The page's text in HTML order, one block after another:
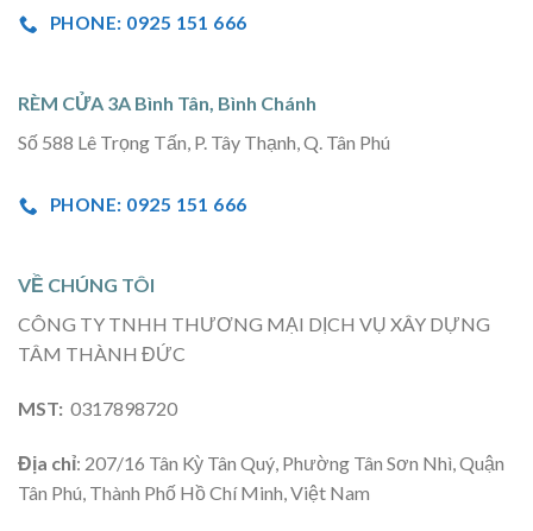
PHONE: 0925 151 666
RÈM CỬA 3A Bình Tân, Bình Chánh
Số 588 Lê Trọng Tấn, P. Tây Thạnh, Q. Tân Phú
PHONE: 0925 151 666
VỀ CHÚNG TÔI
CÔNG TY TNHH THƯƠNG MẠI DỊCH VỤ XÂY DỰNG
TÂM THÀNH ĐỨC
MST: 0317898720
Địa chỉ: 207/16 Tân Kỳ Tân Quý, Phường Tân Sơn Nhì, Quận
Tân Phú, Thành Phố Hồ Chí Minh, Việt Nam